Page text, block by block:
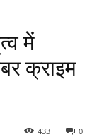
में
क्राइम
0
433